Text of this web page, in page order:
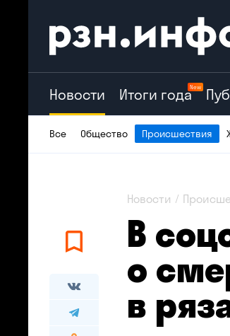
Новости Итоги годаNew
Все Общество Происшествия
Новости
В
о
в